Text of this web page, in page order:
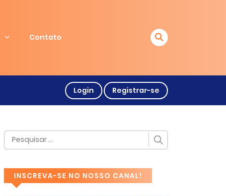
Contato
Login Registrar-se
INSCREVA-SE NO NOSSO CANAL!